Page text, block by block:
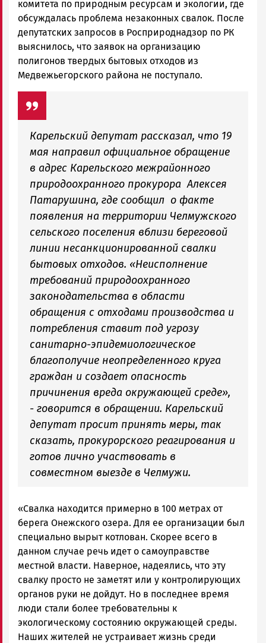
комитета по природным ресурсам и экологии, где
обсуждалась проблема незаконных свалок. После
депутатских запросов в Росприроднадзор по РК
выяснилось, что заявок на организацию
полигонов твердых бытовых отходов из
Медвежьегорского района не поступало.
Карельский депутат рассказал, что 19
мая направил официальное обращение
в адрес Карельского межрайонного
природоохранного прокурора Алексея
Патарушина, где сообщил о факте
появления на территории Челмужского
сельского поселения вблизи береговой
линии несанкционированной свалки
бытовых отходов. «Неисполнение
требований природоохранного
законодательства в области
обращения с отходами производства и
потребления ставит под угрозу
санитарно-эпидемиологическое
благополучие неопределенного круга
граждан и создает опасность
причинения вреда окружающей среде»,
- говорится в обращении. Карельский
депутат просит принять меры, так
сказать, прокурорского реагирования и
готов лично участвовать в
совместном выезде в Челмужи.
«Свалка находится примерно в 100 метрах от
берега Онежского озера. Для ее организации был
специально вырыт котлован. Скорее всего в
данном случае речь идет о самоуправстве
местной власти. Наверное, надеялись, что эту
свалку просто не заметят или у контролирующих
органов руки не дойдут. Но в последнее время
люди стали более требовательны к
экологическому состоянию окружающей среды.
Наших жителей не устраивает жизнь среди